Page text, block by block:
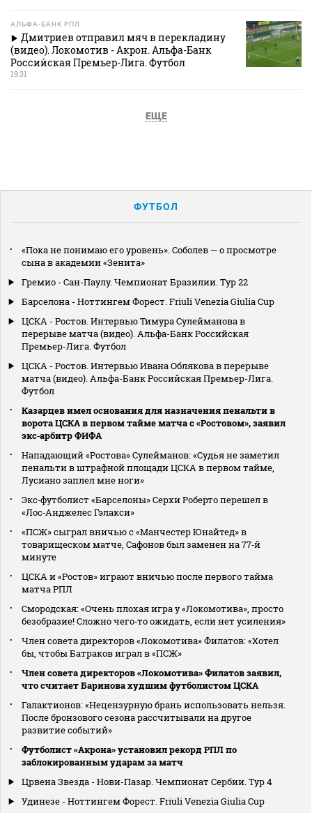
АЛЬФА-БАНК РПЛ
Дмитриев отправил мяч в перекладину
(видео). Локомотив - Акрон. Альфа-Банк
Российская Премьер-Лига. Футбол
19:31
ЕЩЕ
ФУТБОЛ
«Пока не понимаю его уровень». Соболев — о просмотре
сына в академии «Зенита»
Гремио - Сан-Паулу. Чемпионат Бразилии. Тур 22
Барселона - Ноттингем Форест. Friuli Venezia Giulia Cup
ЦСКА - Ростов. Интервью Тимура Сулейманова в
перерыве матча (видео). Альфа-Банк Российская
Премьер-Лига. Футбол
ЦСКА - Ростов. Интервью Ивана Облякова в перерыве
матча (видео). Альфа-Банк Российская Премьер-Лига.
Футбол
Казарцев имел основания для назначения пенальти в
ворота ЦСКА в первом тайме матча с «Ростовом», заявил
экс‑арбитр ФИФА
Нападающий «Ростова» Сулейманов: «Судья не заметил
пенальти в штрафной площади ЦСКА в первом тайме,
Лусиано заплел мне ноги»
Экс‑футболист «Барселоны» Серхи Роберто перешел в
«Лос‑Анджелес Гэлакси»
«ПСЖ» сыграл вничью с «Манчестер Юнайтед» в
товарищеском матче, Сафонов был заменен на 77‑й
минуте
ЦСКА и «Ростов» играют вничью после первого тайма
матча РПЛ
Смородская: «Очень плохая игра у «Локомотива», просто
безобразие! Сложно чего‑то ожидать, если нет усиления»
Член совета директоров «Локомотива» Филатов: «Хотел
бы, чтобы Батраков играл в «ПСЖ»
Член совета директоров «Локомотива» Филатов заявил,
что считает Баринова худшим футболистом ЦСКА
Галактионов: «Нецензурную брань использовать нельзя.
После бронзового сезона рассчитывали на другое
развитие событий»
Футболист «Акрона» установил рекорд РПЛ по
заблокированным ударам за матч
Црвена Звезда - Нови-Пазар. Чемпионат Сербии. Тур 4
Удинезе - Ноттингем Форест. Friuli Venezia Giulia Cup